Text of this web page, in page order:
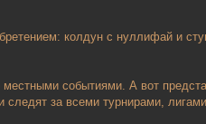
колдун с нуллифай и
событиями. А вот
за всеми турнирами,